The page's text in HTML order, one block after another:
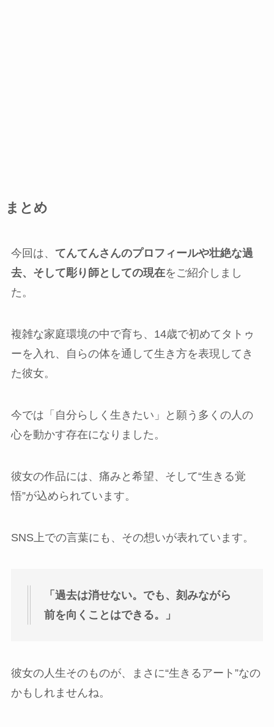
まとめ
今回は、 てんてんさんのプロフィールや壮絶な過
去、そして彫り師としての現在をご紹介しまし
た。
複雑な家庭環境の中で育ち、14歳で初めてタトゥ
ーを入れ、自らの体を通して生き方を表現してき
た彼女。
今では「自分らしく生きたい」と願う多くの人の
心を動かす存在になりました。
彼女の作品には、痛みと希望、そして“生きる覚
悟”が込められています。
SNS上での言葉にも、その想いが表れています。
「過去は消せない。でも、刻みながら
前を向くことはできる。」
彼女の人生そのものが、まさに“生きるアート”なの
かもしれませんね。